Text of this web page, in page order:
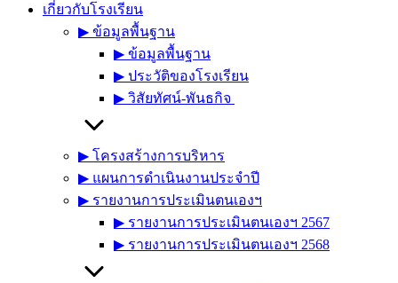
เกี่ยวกับโรงเรียน
▶︎ ข้อมูลพื้นฐาน
▶︎ ข้อมูลพื้นฐาน
▶︎ ประวัติของโรงเรียน
▶︎ วิสัยทัศน์-พันธกิจ
▶︎ โครงสร้างการบริหาร
▶︎ แผนการดำเนินงานประจำปี
▶︎ รายงานการประเมินตนเองฯ
▶︎ รายงานการประเมินตนเองฯ 2567
▶︎ รายงานการประเมินตนเองฯ 2568